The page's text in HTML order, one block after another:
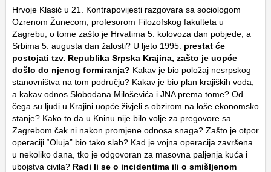
Hrvoje Klasić u 21. Kontrapovijesti razgovara sa sociologom
Ozrenom Žunecom, profesorom Filozofskog fakulteta u
Zagrebu, o tome zašto je Hrvatima 5. kolovoza dan pobjede, a
Srbima 5. augusta dan žalosti? U ljeto 1995. prestat će
postojati tzv. Republika Srpska Krajina, zašto je uopće
došlo do njenog formiranja? Kakav je bio položaj nesrpskog
stanovništva na tom području? Kakav je bio plan krajiških vođa,
a kakav odnos Slobodana Miloševića i JNA prema tome? Od
čega su ljudi u Krajini uopće živjeli s obzirom na loše ekonomsko
stanje? Kako to da u Kninu nije bilo volje za pregovore sa
Zagrebom čak ni nakon promjene odnosa snaga? Zašto je otpor
operaciji “Oluja” bio tako slab? Kad je vojna operacija završena
u nekoliko dana, tko je odgovoran za masovna paljenja kuća i
ubojstva civila? Radi li se o incidentima ili o smišljenom